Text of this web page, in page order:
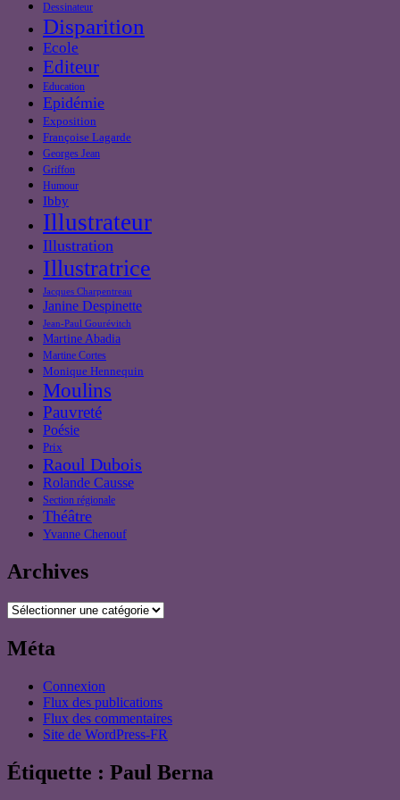
Dessinateur
Disparition
Ecole
Editeur
Education
Epidémie
Exposition
Françoise Lagarde
Georges Jean
Griffon
Humour
Ibby
Illustrateur
Illustration
Illustratrice
Jacques Charpentreau
Janine Despinette
Jean-Paul Gourévitch
Martine Abadia
Martine Cortes
Monique Hennequin
Moulins
Pauvreté
Poésie
Prix
Raoul Dubois
Rolande Causse
Section régionale
Théâtre
Yvanne Chenouf
Archives
Archives
Méta
Connexion
Flux des publications
Flux des commentaires
Site de WordPress-FR
Étiquette : Paul Berna